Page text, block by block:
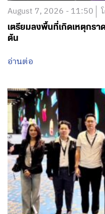
August 7, 2026 - 11:50
เตรียมลงพื้นที่เกิดเหตุกร
ต้น
อ่านต่อ